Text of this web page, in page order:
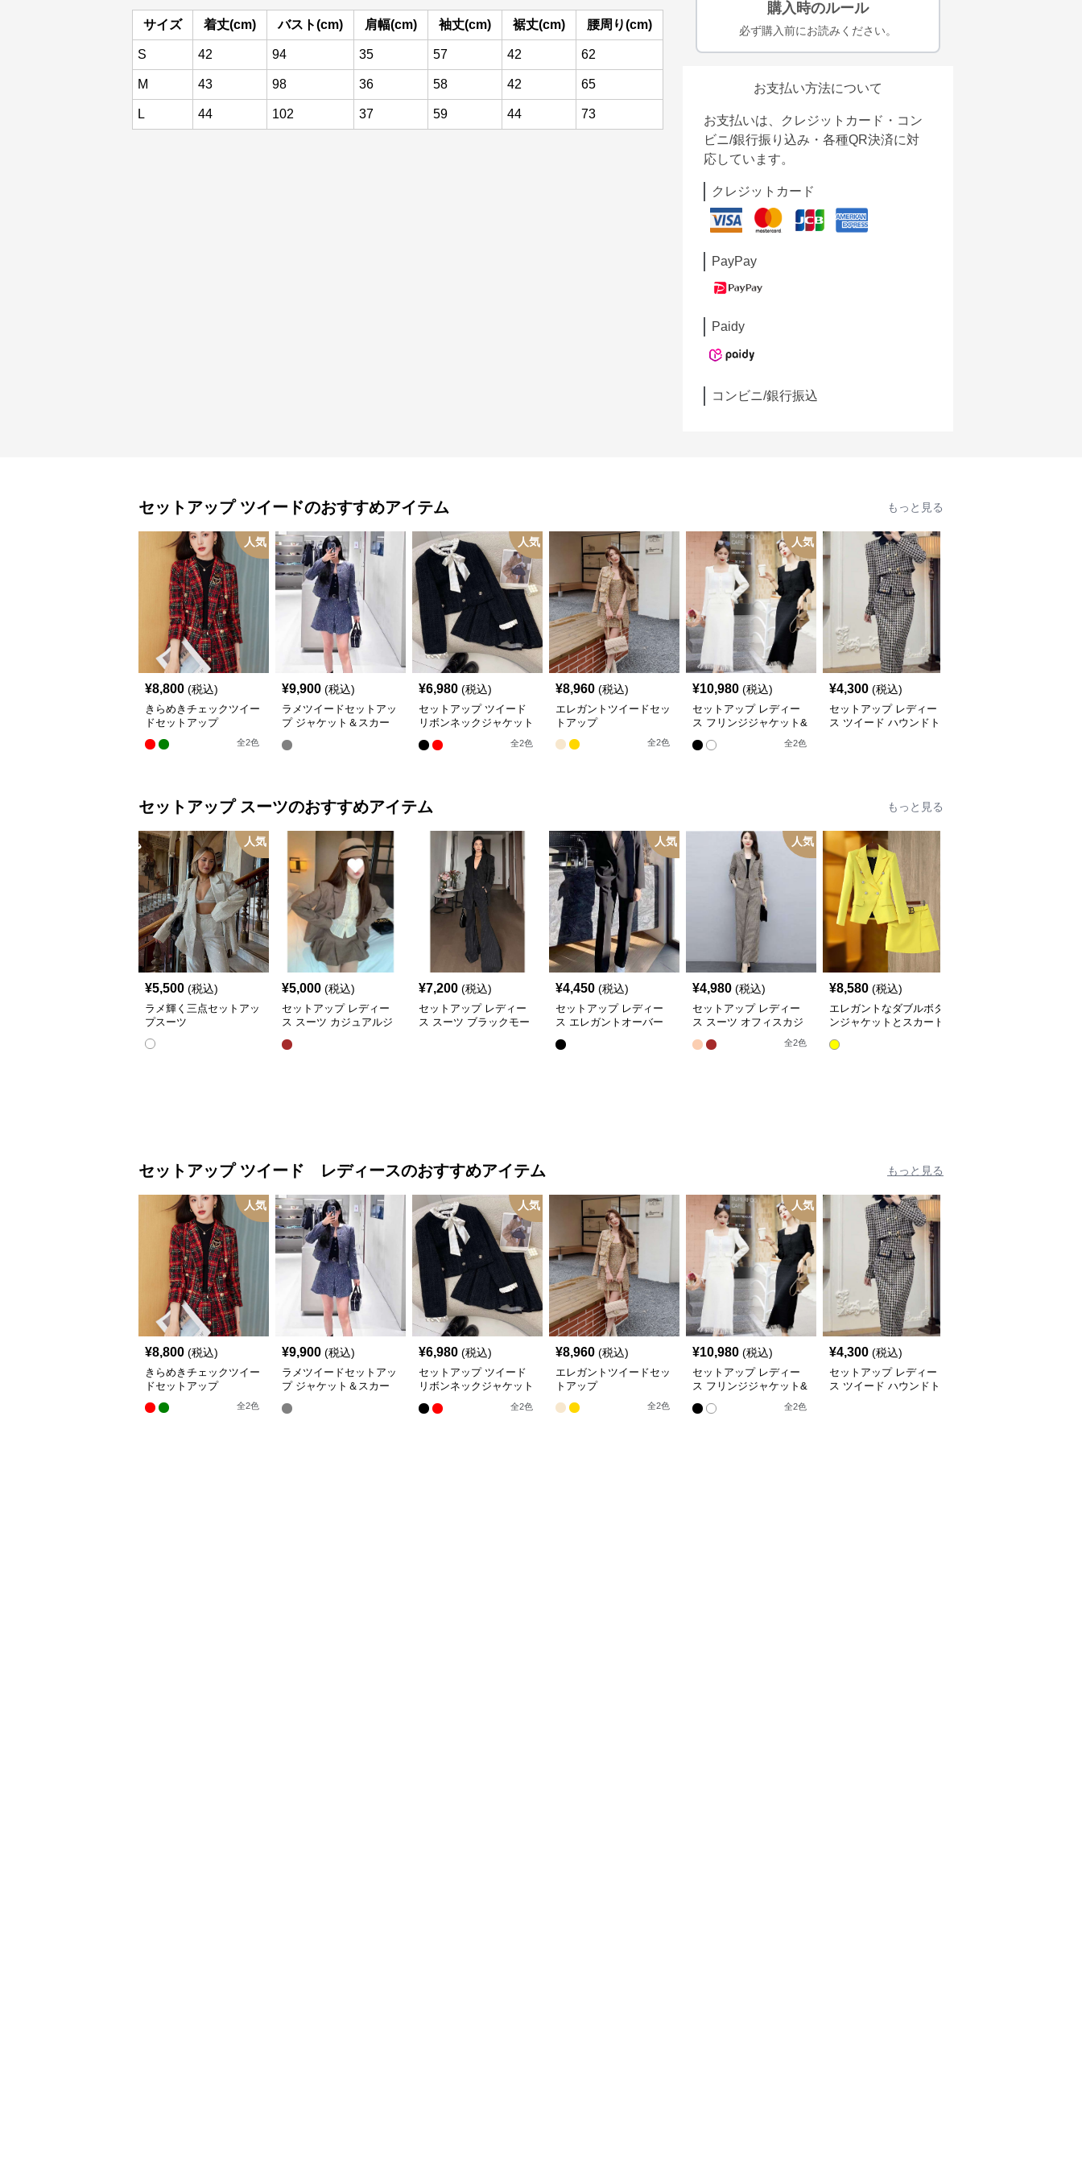
サイズ 着丈(cm) バスト(cm) 肩幅(cm) 袖丈(cm) 裾丈(cm) 腰周り(cm)
S 42 94 35 57 42 62
M 43 98 36 58 42 65
L 44 102 37 59 44 73
購入時のルール
必ず購入前にお読みください。
お支払い方法について
お支払いは、クレジットカード・コン
ビニ/銀行振り込み・各種QR決済に対
応しています。
クレジットカード
PayPay
Paidy
コンビニ/銀行振込
セットアップ ツイードのおすすめアイテム もっと見る
人気
¥8,800 (税込)
きらめきチェックツイー
ドセットアップ
全2色
¥9,900 (税込)
ラメツイードセットアッ
プ ジャケット＆スカー
人気
¥6,980 (税込)
セットアップ ツイード
リボンネックジャケット
&ショートプリーツスカ
ート
全2色
¥8,960 (税込)
エレガントツイードセッ
トアップ
全2色
人気
¥10,980 (税込)
セットアップ レディー
ス フリンジジャケット&
フリンジロングスカート
ツイードセットアップ
全2色
¥4,300 (税込)
セットアップ レディー
ス ツイード ハウンドト
セットアップ スーツのおすすめアイテム もっと見る
人気
¥5,500 (税込)
ラメ輝く三点セットアッ
プスーツ
¥5,000 (税込)
セットアップ レディー
ス スーツ カジュアルジ
ツショートスカート
¥7,200 (税込)
セットアップ レディー
ス スーツ ブラックモー
人気
¥4,450 (税込)
セットアップ レディー
ス エレガントオーバー
人気
¥4,980 (税込)
セットアップ レディー
ス スーツ オフィスカジ
ュアルチェック柄ジャケ
ット&ワイドパンツ
全2色
¥8,580 (税込)
エレガントなダブルボタ
ンジャケットとスカート
セットアップ ツイード レディースのおすすめアイテム もっと見る
人気
¥8,800 (税込)
きらめきチェックツイー
ドセットアップ
全2色
¥9,900 (税込)
ラメツイードセットアッ
プ ジャケット＆スカー
人気
¥6,980 (税込)
セットアップ ツイード
リボンネックジャケット
&ショートプリーツスカ
ート
全2色
¥8,960 (税込)
エレガントツイードセッ
トアップ
全2色
人気
¥10,980 (税込)
セットアップ レディー
ス フリンジジャケット&
フリンジロングスカート
ツイードセットアップ
全2色
¥4,300 (税込)
セットアップ レディー
ス ツイード ハウンドト